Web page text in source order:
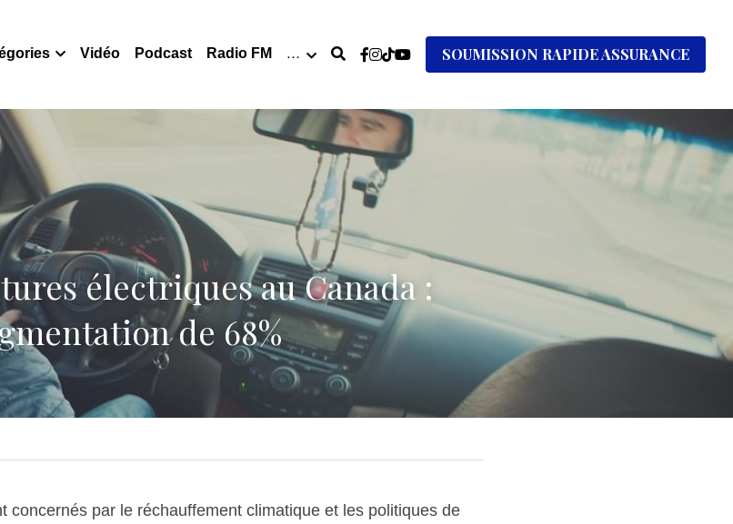
Vidéo Podcast Radio FM … SOUMISSION RAPIDE ASSURANCE
électriques au Canada :
de 68%
concernés par le réchauffement climatique et les politiques de